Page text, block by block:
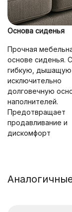
Основа сиденья
Прочная
основе сиденья.
гибкую, дышащую
исключительно
долговечную
наполнителей.
Предотвращает
продавливание и
дискомфорт